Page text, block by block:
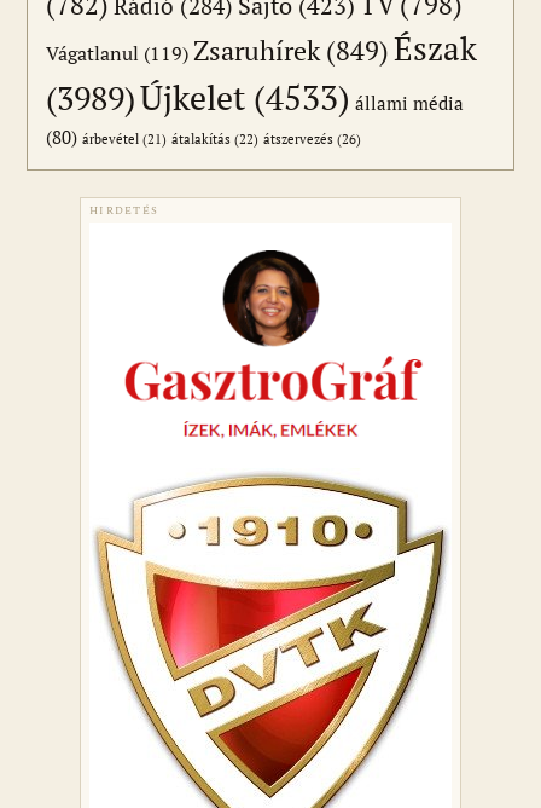
Vágatlanul (119) Zsaruhírek (849)Észak
(3989)Újkelet (4533) állami média
(80) árbevétel (21) átalakítás (22) átszervezés (26)
HIRDETÉS